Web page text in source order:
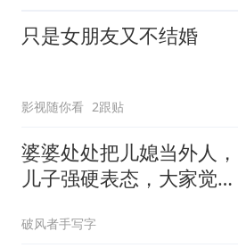
只是女朋友又不结婚
影视随你看 2跟贴
婆婆处处把儿媳当外人，
儿子强硬表态，大家觉得
破风者手写字